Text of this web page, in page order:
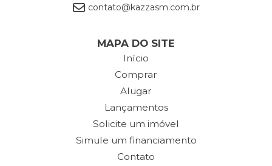
contato@kazzasm.com.br
MAPA DO SITE
Início
Comprar
Alugar
Lançamentos
Solicite um imóvel
Simule um financiamento
Contato